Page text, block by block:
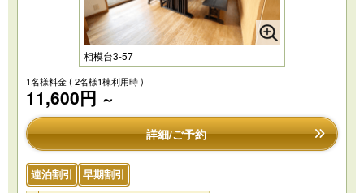
相模台3-57
1名様料金( 2名様1棟利用時 )
11,600円 ～
詳細/ご予約
連泊割引 早期割引